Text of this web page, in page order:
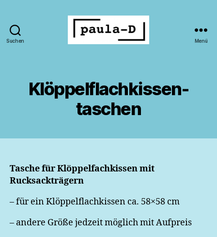
Suchen Menü
Klöppelflachkissen-
taschen
Tasche für Klöppelfachkissen mit
Rucksackträgern
– für ein Klöppelflachkissen ca. 58×58 cm
– andere Größe jedzeit möglich mit Aufpreis